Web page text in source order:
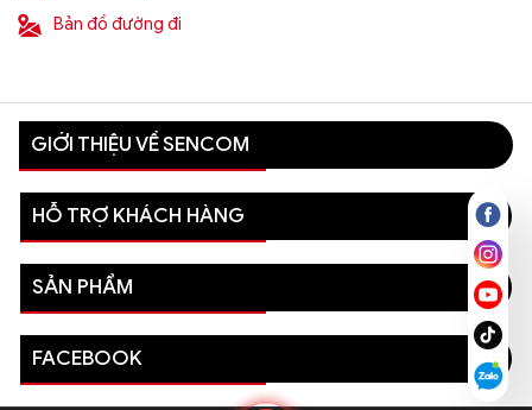
Bản đồ đường đi
GIỚI THIỆU VỀ SENCOM
HỖ TRỢ KHÁCH HÀNG
SẢN PHẨM
FACEBOOK